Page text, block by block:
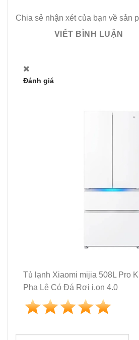
Chia sẻ nhận xét của bạn về sản
VIẾT BÌNH LUẬN
Đánh giá
Tủ lạnh Xiaomi mijia 508L Pro
Pha Lê Có Đá Rơi i.on 4.0